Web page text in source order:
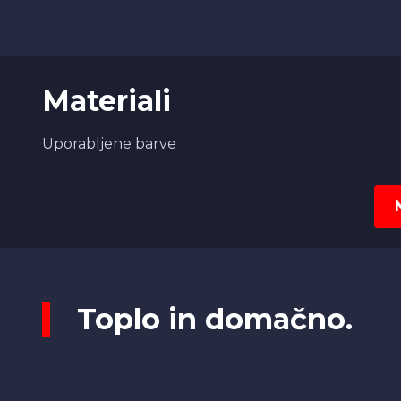
Materiali
Uporabljene barve
Toplo in domačno.